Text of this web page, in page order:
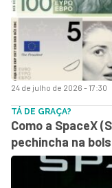
24 de julho de 2026 - 17:30
TÁ DE GRAÇA?
Como a SpaceX
pechincha na